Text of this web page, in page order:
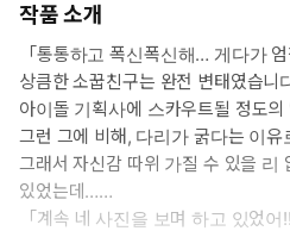
작품 소개
「통통하고 폭신폭신해… 게다가
상큼한 소꿉친구는 완전 변태였습니
아이돌 기획사에 스카우트될 정도
그런 그에 비해, 다리가 굵다는 이
그래서 자신감 따위 가질 수 있을 리
있었는데……
「계속 네 사진을 보며 하고 있었